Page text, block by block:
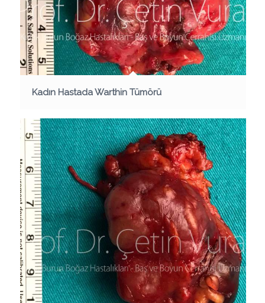
Kadın Hastada Warthin Tümörü